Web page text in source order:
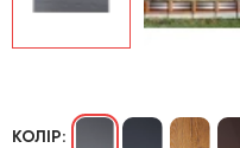
КОЛІР: